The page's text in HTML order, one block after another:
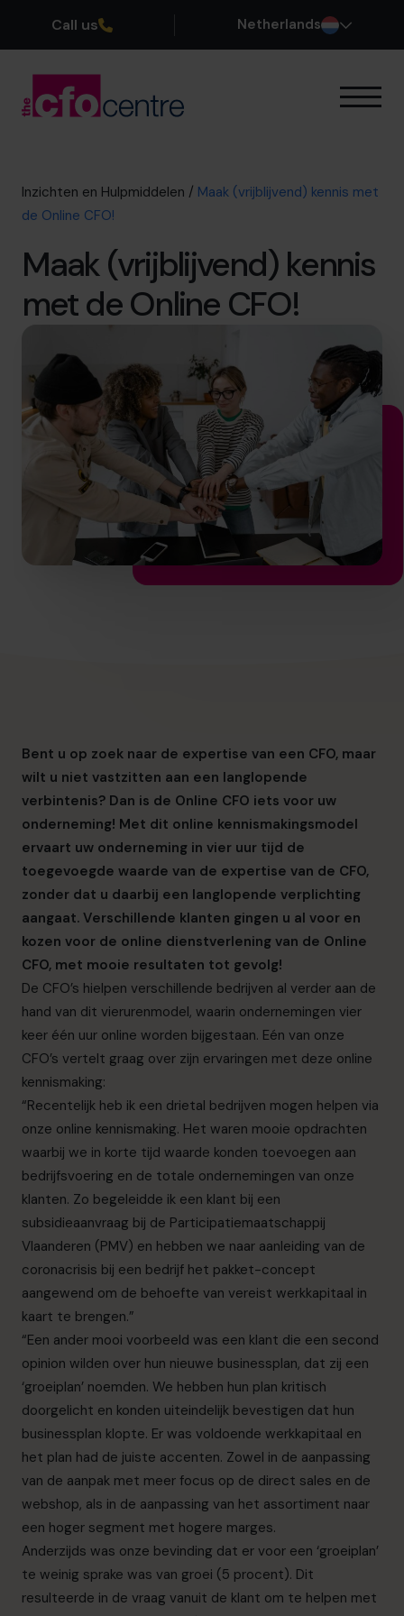
Call us Netherlands
Onze CFOs
Succesverhalen
Word lid van ons team
Plan een kennismakingsgesprek
035 3333 555
info.nl@cfocentre.com
Inzichten en Hulpmiddelen / Maak (vrijblijvend) kennis met
de Online CFO!
Maak (vrijblijvend) kennis
met de Online CFO!
Bent u op zoek naar de expertise van een CFO, maar
wilt u niet vastzitten aan een langlopende
verbintenis? Dan is de Online CFO iets voor uw
onderneming! Met dit online kennismakingsmodel
ervaart uw onderneming in vier uur tijd de
toegevoegde waarde van de expertise van de CFO,
zonder dat u daarbij een langlopende verplichting
aangaat. Verschillende klanten gingen u al voor en
kozen voor de online dienstverlening van de Online
CFO, met mooie resultaten tot gevolg!
De CFO’s hielpen verschillende bedrijven al verder aan de
hand van dit vierurenmodel, waarin ondernemingen vier
keer één uur online worden bijgestaan. Eén van onze
CFO’s vertelt graag over zijn ervaringen met deze online
kennismaking:
“Recentelijk heb ik een drietal bedrijven mogen helpen via
onze online kennismaking. Het waren mooie opdrachten
waarbij we in korte tijd waarde konden toevoegen aan
bedrijfsvoering en de totale ondernemingen van onze
klanten. Zo begeleidde ik een klant bij een
subsidieaanvraag bij de Participatiemaatschappij
Vlaanderen (PMV) en hebben we naar aanleiding van de
coronacrisis bij een bedrijf het pakket-concept
aangewend om de behoefte van vereist werkkapitaal in
kaart te brengen.”
“Een ander mooi voorbeeld was een klant die een second
opinion wilden over hun nieuwe businessplan, dat zij een
‘groeiplan’ noemden. We hebben hun plan kritisch
doorgelicht en konden uiteindelijk bevestigen dat hun
businessplan klopte. Er was voldoende werkkapitaal en
het plan had de juiste accenten. Zowel in de aanpassing
van de aanpak met meer focus op de direct sales en de
webshop, als in de aanpassing van het assortiment naar
een hoger segment met hogere marges.
Anderzijds was onze bevinding dat er voor een ‘groeiplan’
te weinig sprake was van groei (5 procent). Dit
resulteerde in de vraag vanuit de klant om te helpen met